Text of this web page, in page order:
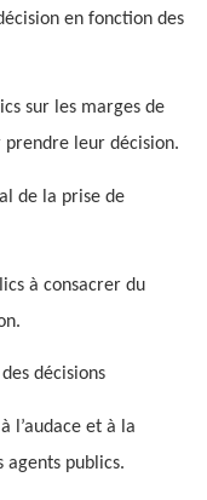
en fonction des
sur les marges de
leur décision.
de la prise de
à consacrer du
décisions
l’audace et à la
publics.